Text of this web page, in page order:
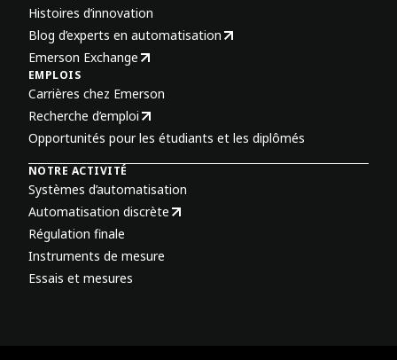
Histoires d’innovation
Blog d’experts en automatisation
Emerson Exchange
EMPLOIS
Carrières chez Emerson
Recherche d’emploi
Opportunités pour les étudiants et les diplômés
NOTRE ACTIVITÉ
Systèmes d’automatisation
Automatisation discrète
Régulation finale
Instruments de mesure
Essais et mesures